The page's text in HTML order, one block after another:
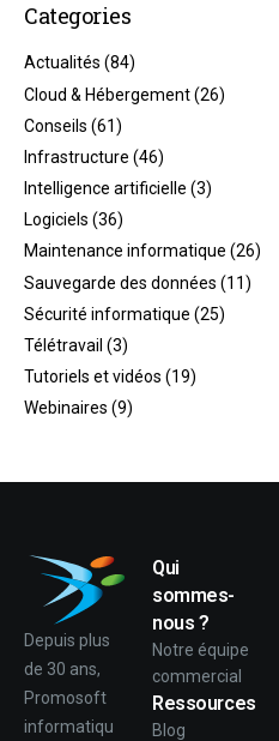
Categories
Actualités (84)
Cloud & Hébergement(26)
Conseils (61)
Infrastructure (46)
Intelligence artificielle (3)
Logiciels (36)
Maintenance informatique (26)
Sauvegarde des données (11)
Sécurité informatique (25)
Télétravail (3)
Tutoriels et vidéos (19)
Webinaires (9)
Depuis plus
de 30 ans,
Promosoft
informatiqu
Qui
sommes-
nous ?
Notre équipe
commercial
Ressources
Blog